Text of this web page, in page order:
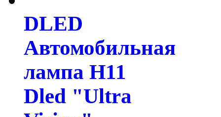
DLED
Автомобильная
лампа H11
Dled "Ultra